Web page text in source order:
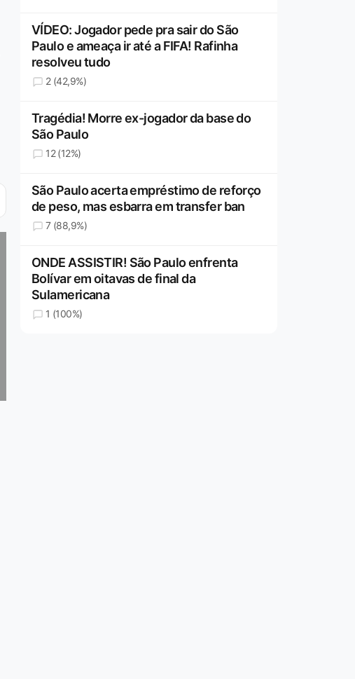
VÍDEO: Jogador pede pra sair do São
Paulo e ameaça ir até a FIFA! Rafinha
resolveu tudo
2 (42,9%)
Tragédia! Morre ex-jogador da base do
São Paulo
12 (12%)
São Paulo acerta empréstimo de reforço
de peso, mas esbarra em transfer ban
7 (88,9%)
ONDE ASSISTIR! São Paulo enfrenta
Bolívar em oitavas de final da
Sulamericana
1 (100%)